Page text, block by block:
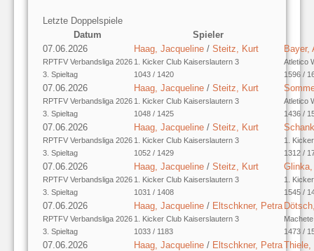
Letzte Doppelspiele
Datum
Spieler
07.06.2026
RPTFV Verbandsliga 2026
3. Spieltag
Haag, Jacqueline / Steitz, Kurt
1. Kicker Club Kaiserslautern 3
1043 / 1420
Bayer,
Atletico
1596 /
07.06.2026
RPTFV Verbandsliga 2026
3. Spieltag
Haag, Jacqueline / Steitz, Kurt
1. Kicker Club Kaiserslautern 3
1048 / 1425
Atletico
1436 /
07.06.2026
RPTFV Verbandsliga 2026
3. Spieltag
Haag, Jacqueline / Steitz, Kurt
1. Kicker Club Kaiserslautern 3
1052 / 1429
1.
1312 /
07.06.2026
RPTFV Verbandsliga 2026
3. Spieltag
Haag, Jacqueline / Steitz, Kurt
1. Kicker Club Kaiserslautern 3
1031 / 1408
1.
1545 /
07.06.2026
RPTFV Verbandsliga 2026
3. Spieltag
Haag, Jacqueline / Eltschkner, Petra
1. Kicker Club Kaiserslautern 3
1033 / 1183
1473 /
07.06.2026 Haag, Jacqueline / Eltschkner, PetraThiele,